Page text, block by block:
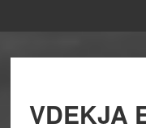
VDEKJA